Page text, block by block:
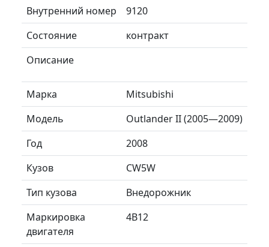
Внутренний номер
9120
Состояние
контракт
Описание
Марка
Mitsubishi
Модель
Outlander II (2005—2009)
Год
2008
Кузов
CW5W
Тип кузова
Внедорожник
Маркировка
двигателя
4B12